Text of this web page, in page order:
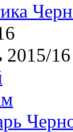
2015/16